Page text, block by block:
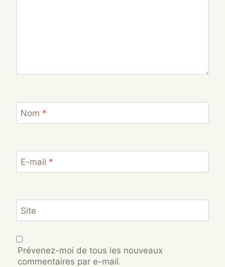
Nom *
E-mail *
Site
Prévenez-moi de tous les nouveaux
commentaires par e-mail.